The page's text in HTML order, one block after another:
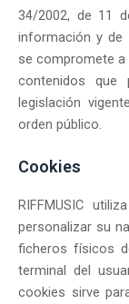
34/2002, de 11
información y de
se compromete a
contenidos
legislación
orden público.
Cookies
RIFFMUSIC
personalizar su
ficheros físicos
terminal del
cookies sirve